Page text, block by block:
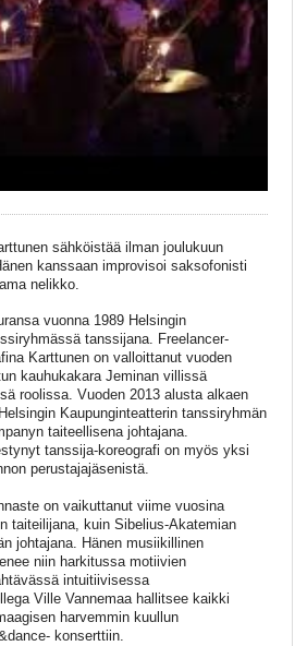
sähköistää ilman joulukuun
kanssaan improvisoi saksofonisti
nelikko.
vuonna 1989 Helsingin
tanssijana. Freelancer-
Karttunen on valloittanut vuoden
kauhukakara Jeminan villissä
roolissa. Vuoden 2013 alusta alkaen
Kaupunginteatterin tanssiryhmän
taiteellisena johtajana.
tanssija-koreografi on myös yksi
perustajajäsenistä.
on vaikuttanut viime vuosina
taiteilijana, kuin Sibelius-Akatemian
johtajana. Hänen musiikillinen
niin harkitussa motiivien
intuitiivisessa
Ville Vannemaa hallitsee kaikki
harvemmin kuullun
konserttiin.